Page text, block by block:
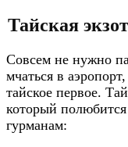
Тайская
Совсем не нужно
мчаться в
тайское первое.
который
гурманам: